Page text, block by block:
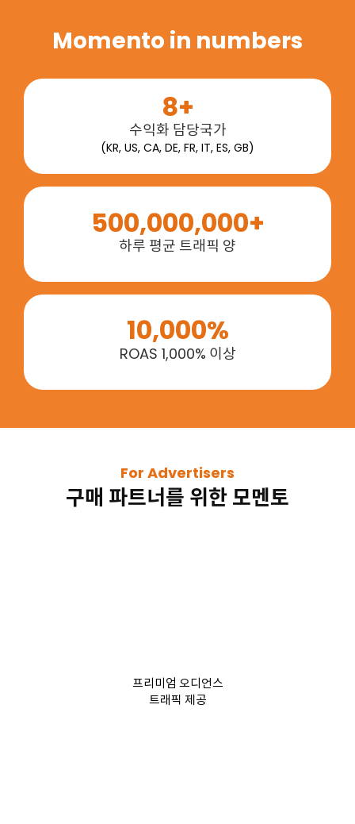
Momento in numbers
8+
수익화 담당국가
(KR, US, CA, DE, FR, IT, ES, GB)
500,000,000+
하루 평균 트래픽 양
10,000%
ROAS 1,000% 이상
For Advertisers
구매 파트너를 위한 모멘토
프리미엄 오디언스
트래픽 제공